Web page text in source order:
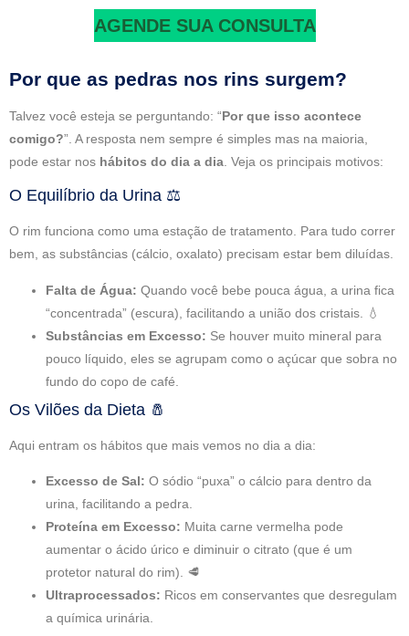
AGENDE SUA CONSULTA
Por que as pedras nos rins surgem?
Talvez você esteja se perguntando: “Por que isso acontece
comigo?”. A resposta nem sempre é simples mas na maioria,
pode estar nos hábitos do dia a dia . Veja os principais motivos:
O Equilíbrio da Urina ⚖️
O rim funciona como uma estação de tratamento. Para tudo correr
bem, as substâncias (cálcio, oxalato) precisam estar bem diluídas.
Falta de Água: Quando você bebe pouca água, a urina fica
“concentrada” (escura), facilitando a união dos cristais. 💧
Substâncias em Excesso: Se houver muito mineral para
pouco líquido, eles se agrupam como o açúcar que sobra no
fundo do copo de café.
Os Vilões da Dieta 🧂
Aqui entram os hábitos que mais vemos no dia a dia:
Excesso de Sal: O sódio “puxa” o cálcio para dentro da
urina, facilitando a pedra.
Proteína em Excesso: Muita carne vermelha pode
aumentar o ácido úrico e diminuir o citrato (que é um
protetor natural do rim). 🥩
Ultraprocessados: Ricos em conservantes que desregulam
a química urinária.